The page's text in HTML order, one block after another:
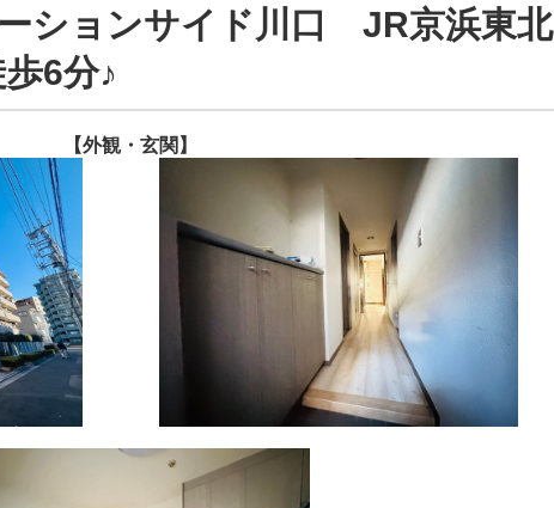
ションサイド川口 JR京浜東北
6分♪
【外観・玄関】